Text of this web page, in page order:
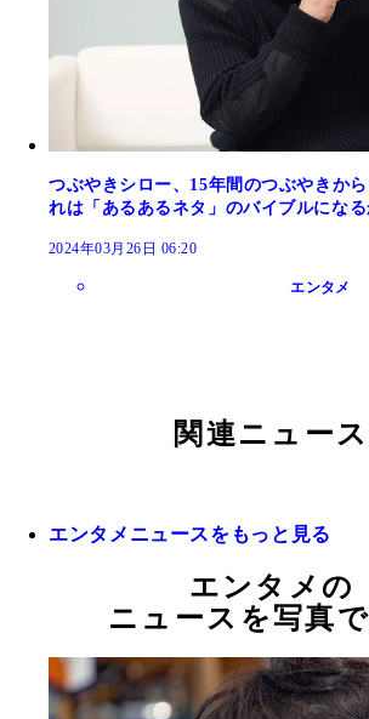
つぶやきシロー、15年間のつぶやきか
れは「あるあるネタ」のバイブルにな
2024年03月26日 06:20
エンタメ
関連ニュース
エンタメニュースをもっと見る
エンタメの
ニュースを写真